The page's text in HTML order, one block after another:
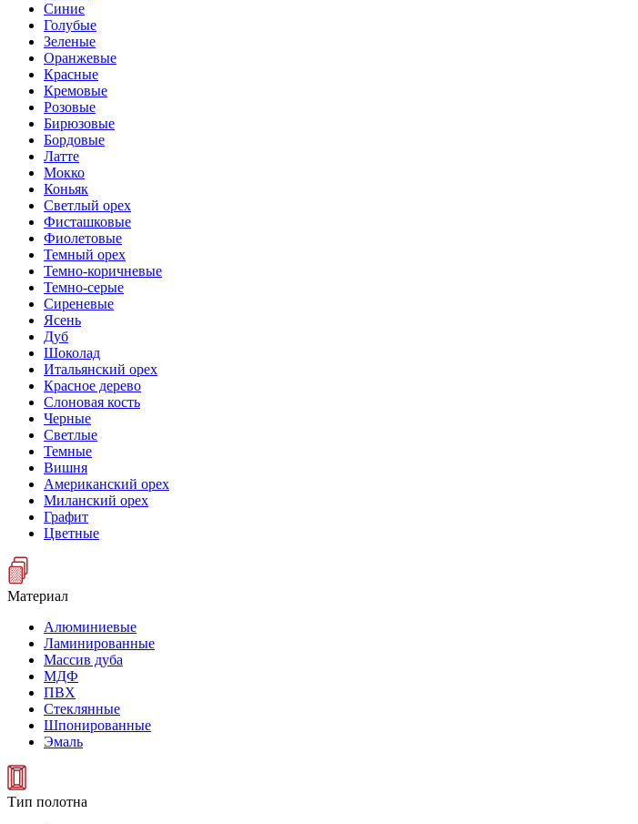
Синие
Голубые
Зеленые
Оранжевые
Красные
Кремовые
Розовые
Бирюзовые
Бордовые
Латте
Мокко
Коньяк
Светлый орех
Фисташковые
Фиолетовые
Темный орех
Темно-коричневые
Темно-серые
Сиреневые
Ясень
Дуб
Шоколад
Итальянский орех
Красное дерево
Слоновая кость
Черные
Светлые
Темные
Вишня
Американский орех
Миланский орех
Графит
Цветные
Материал
Алюминиевые
Ламинированные
Массив дуба
МДФ
ПВХ
Стеклянные
Шпонированные
Эмаль
Тип полотна